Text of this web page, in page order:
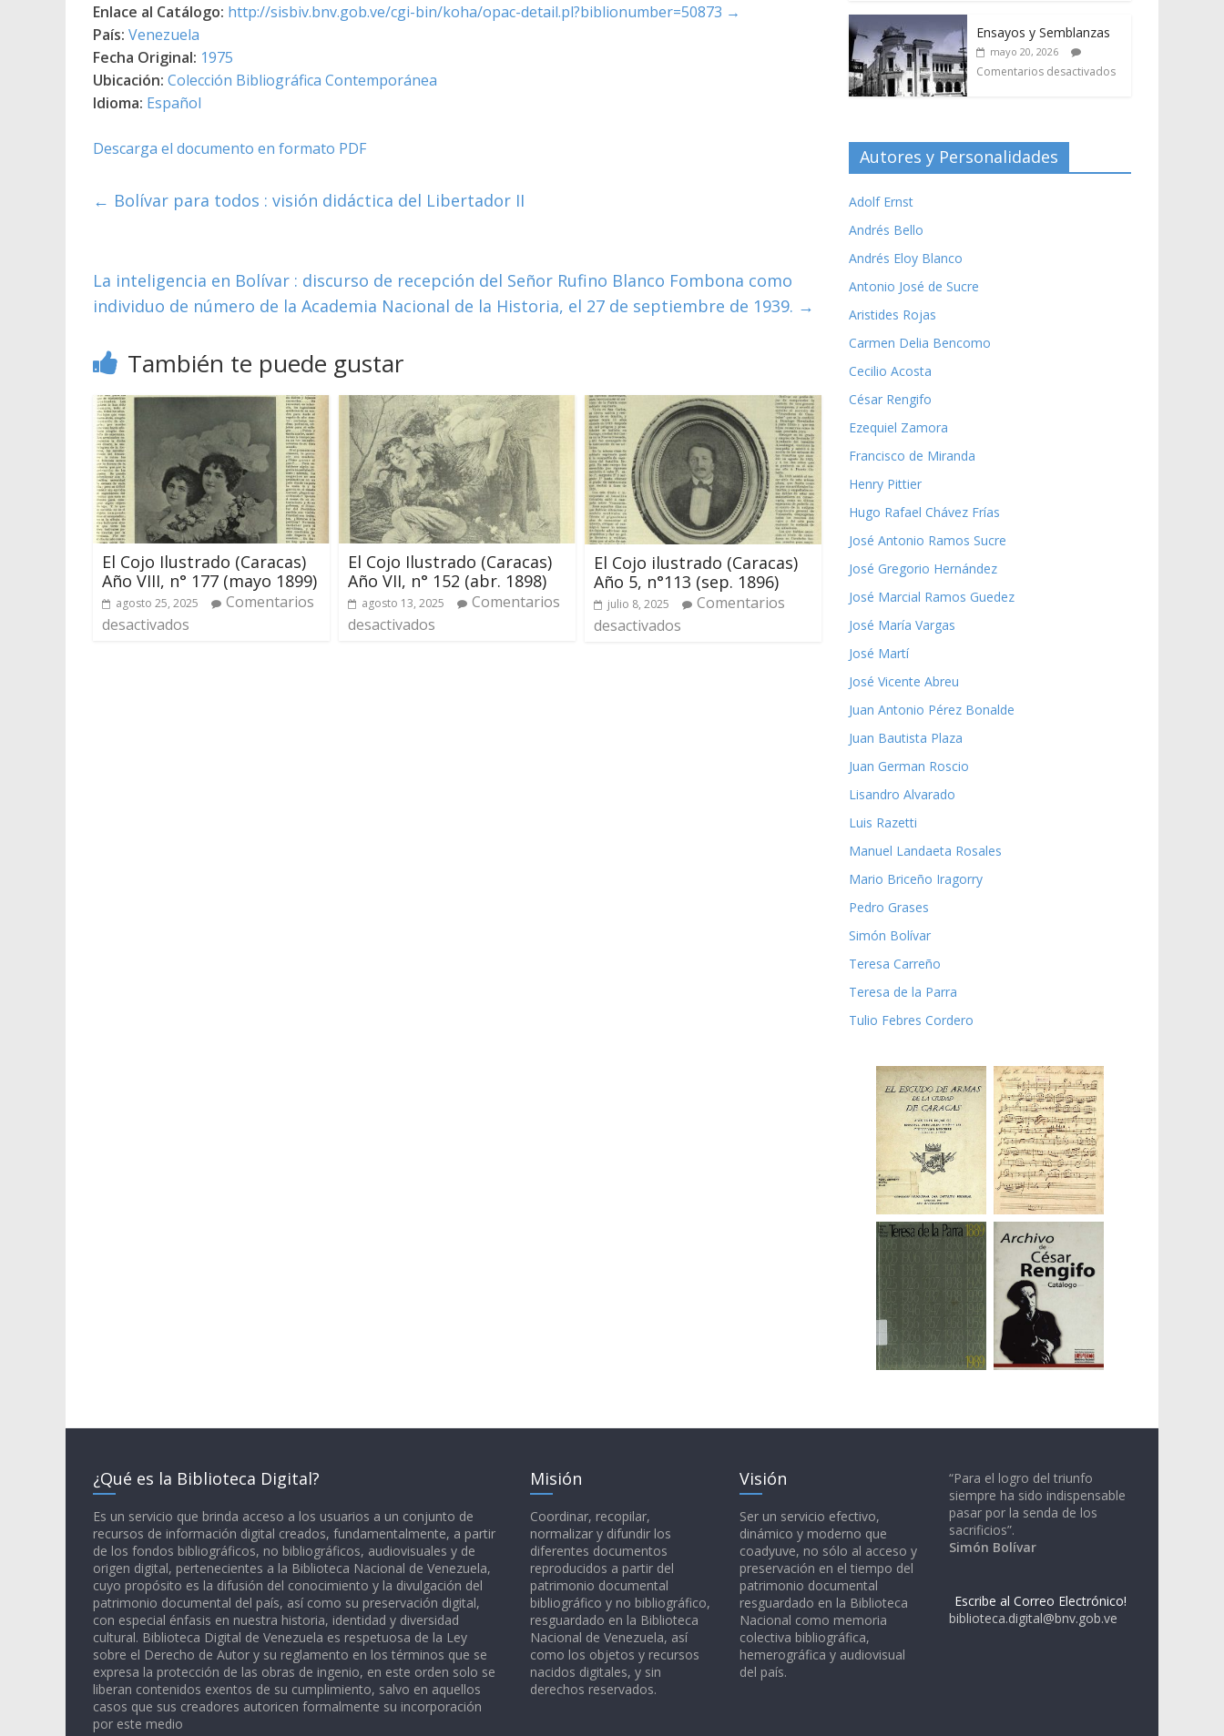
Enlace al Catálogo: http://sisbiv.bnv.gob.ve/cgi-bin/koha/opac-detail.pl?biblionumber=50873 →
País: Venezuela
Fecha Original: 1975
Ubicación: Colección Bibliográfica Contemporánea
Idioma: Español
Descarga el documento en formato PDF
← Bolívar para todos : visión didáctica del Libertador II
La inteligencia en Bolívar : discurso de recepción del Señor Rufino Blanco Fombona como
individuo de número de la Academia Nacional de la Historia, el 27 de septiembre de 1939. →
También te puede gustar
El Cojo Ilustrado (Caracas)
Año VIII, n° 177 (mayo 1899)
agosto 25, 2025
Comentarios
desactivados
El Cojo Ilustrado (Caracas)
Año VII, n° 152 (abr. 1898)
agosto 13, 2025
Comentarios
desactivados
El Cojo ilustrado (Caracas)
Año 5, n°113 (sep. 1896)
julio 8, 2025
Comentarios
desactivados
Ensayos y Semblanzas
mayo 20, 2026
Comentarios desactivados
Autores y Personalidades
Adolf Ernst
Andrés Bello
Andrés Eloy Blanco
Antonio José de Sucre
Aristides Rojas
Carmen Delia Bencomo
Cecilio Acosta
César Rengifo
Ezequiel Zamora
Francisco de Miranda
Henry Pittier
Hugo Rafael Chávez Frías
José Antonio Ramos Sucre
José Gregorio Hernández
José Marcial Ramos Guedez
José María Vargas
José Martí
José Vicente Abreu
Juan Antonio Pérez Bonalde
Juan Bautista Plaza
Juan German Roscio
Lisandro Alvarado
Luis Razetti
Manuel Landaeta Rosales
Mario Briceño Iragorry
Pedro Grases
Simón Bolívar
Teresa Carreño
Teresa de la Parra
Tulio Febres Cordero
¿Qué es la Biblioteca Digital?
Es un servicio que brinda acceso a los usuarios a un conjunto de
recursos de información digital creados, fundamentalmente, a partir
de los fondos bibliográficos, no bibliográficos, audiovisuales y de
origen digital, pertenecientes a la Biblioteca Nacional de Venezuela,
cuyo propósito es la difusión del conocimiento y la divulgación del
patrimonio documental del país, así como su preservación digital,
con especial énfasis en nuestra historia, identidad y diversidad
cultural. Biblioteca Digital de Venezuela es respetuosa de la Ley
sobre el Derecho de Autor y su reglamento en los términos que se
expresa la protección de las obras de ingenio, en este orden solo se
liberan contenidos exentos de su cumplimiento, salvo en aquellos
casos que sus creadores autoricen formalmente su incorporación
por este medio
Misión
Coordinar, recopilar,
normalizar y difundir los
diferentes documentos
reproducidos a partir del
patrimonio documental
bibliográfico y no bibliográfico,
resguardado en la Biblioteca
Nacional de Venezuela, así
como los objetos y recursos
nacidos digitales, y sin
derechos reservados.
Visión
Ser un servicio efectivo,
dinámico y moderno que
coadyuve, no sólo al acceso y
preservación en el tiempo del
patrimonio documental
resguardado en la Biblioteca
Nacional como memoria
colectiva bibliográfica,
hemerográfica y audiovisual
del país.
“Para el logro del triunfo
siempre ha sido indispensable
pasar por la senda de los
sacrificios”.
Simón Bolívar
Escribe al Correo Electrónico!
biblioteca.digital@bnv.gob.ve